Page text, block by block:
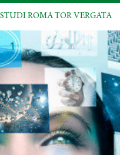
ROMA TOR VERGATA